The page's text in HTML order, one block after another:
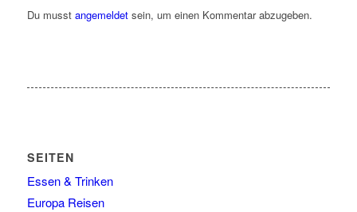
Du musst angemeldetsein, um einen Kommentar abzugeben.
SEITEN
Essen & Trinken
Europa Reisen